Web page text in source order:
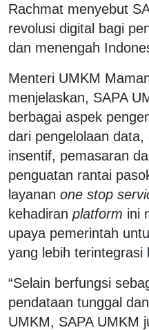
Rachmat menyebut
revolusi digital bagi
dan menengah
Menteri UMKM
menjelaskan, SAPA
berbagai aspek
dari pengelolaan
insentif, pemasaran
penguatan rantai
layanan one stop
kehadiran platform ini
upaya pemerintah
yang lebih terintegrasi
“Selain berfungsi
pendataan tunggal
UMKM, SAPA UMKM